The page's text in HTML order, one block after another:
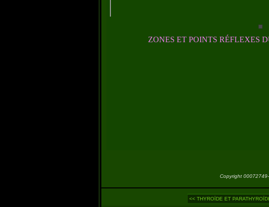
ZONES ET POINTS RÉFLEXES
Copyright
<< THYROÏDE ET